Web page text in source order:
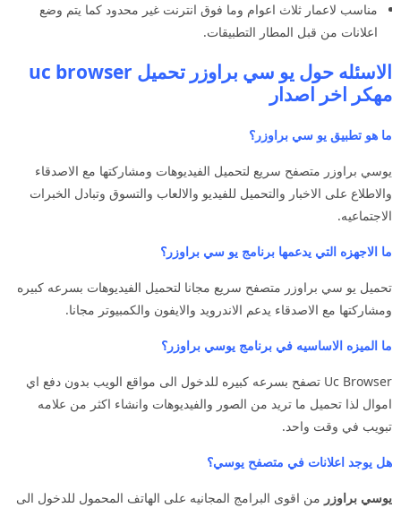
مناسب لاعمار ثلاث اعوام وما فوق انترنت غير محدود كما يتم وضع
اعلانات من قبل المطار التطبيقات.
الاسئله حول يو سي براوزر تحميل uc browser
مهكر اخر اصدار
ما هو تطبيق يو سي براوزر؟
يوسي براوزر متصفح سريع لتحميل الفيديوهات ومشاركتها مع الاصدقاء
والاطلاع على الاخبار والتحميل للفيديو والالعاب والتسوق وتبادل الخبرات
الاجتماعيه.
ما الاجهزه التي يدعمها برنامج يو سي براوزر؟
تحميل يو سي براوزر متصفح سريع مجانا لتحميل الفيديوهات بسرعه كبيره
ومشاركتها مع الاصدقاء يدعم الاندرويد والايفون والكمبيوتر مجانا.
ما الميزه الاساسيه في برنامج يوسي براوزر؟
Uc Browser تصفح بسرعه كبيره للدخول الى مواقع الويب بدون دفع اي
اموال لذا تحميل ما تريد من الصور والفيديوهات وانشاء اكثر من علامه
تبويب في وقت واحد.
هل يوجد اعلانات في متصفح يوسي؟
يوسي براوزر من اقوى البرامج المجانيه على الهاتف المحمول للدخول الى